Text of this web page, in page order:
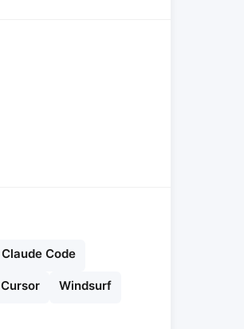
Claude Code
Cursor Windsurf